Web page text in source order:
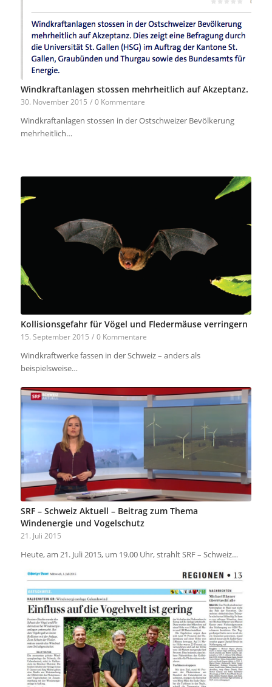
Windkraftanlagen stossen mehrheitlich auf Akzeptanz.
30. November 2015 / 0 Kommentare
Windkraftanlagen stossen in der Ostschweizer Bevölkerung
mehrheitlich…
Kollisionsgefahr für Vögel und Fledermäuse verringern
15. September 2015 / 0 Kommentare
Windkraftwerke fassen in der Schweiz – anders als
beispielsweise…
SRF – Schweiz Aktuell – Beitrag zum Thema
Windenergie und Vogelschutz
21. Juli 2015
Heute, am 21. Juli 2015, um 19.00 Uhr, strahlt SRF – Schweiz…